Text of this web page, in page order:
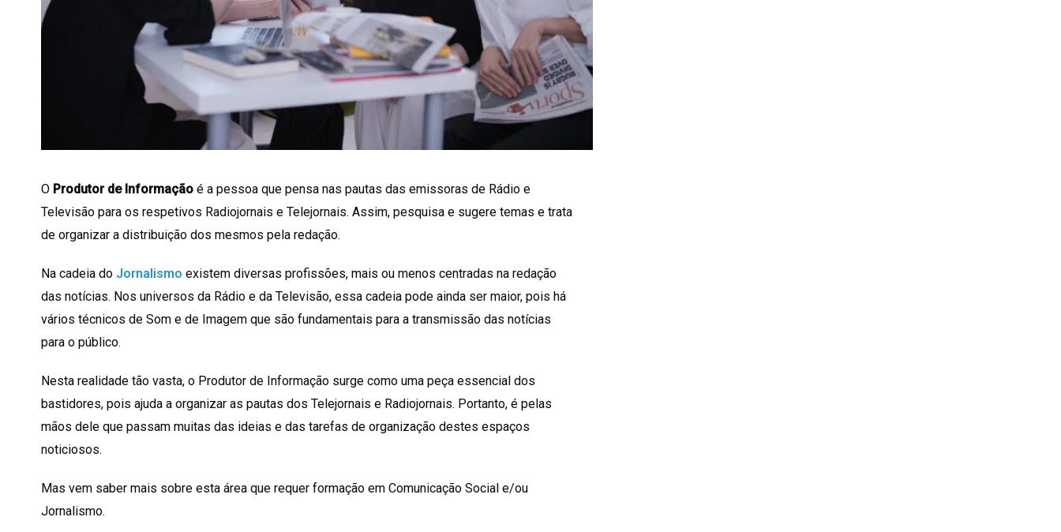
O Produtor de Informação é a pessoa que pensa nas pautas das emissoras de Rádio e
Televisão para os respetivos Radiojornais e Telejornais. Assim, pesquisa e sugere temas e trata
de organizar a distribuição dos mesmos pela redação.
Na cadeia do Jornalismo existem diversas profissões, mais ou menos centradas na redação
das notícias. Nos universos da Rádio e da Televisão, essa cadeia pode ainda ser maior, pois há
vários técnicos de Som e de Imagem que são fundamentais para a transmissão das notícias
para o público.
Nesta realidade tão vasta, o Produtor de Informação surge como uma peça essencial dos
bastidores, pois ajuda a organizar as pautas dos Telejornais e Radiojornais. Portanto, é pelas
mãos dele que passam muitas das ideias e das tarefas de organização destes espaços
noticiosos.
Mas vem saber mais sobre esta área que requer formação em Comunicação Social e/ou
Jornalismo.